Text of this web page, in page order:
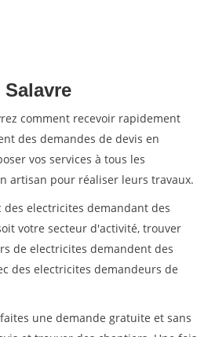
comment recevoir rapidement
des demandes de devis en
vos services à tous les
artisan pour réaliser leurs travaux.
electricites demandant des
votre secteur d'activité, trouver
de electricites demandent des
des electricites demandeurs de
une demande gratuite et sans